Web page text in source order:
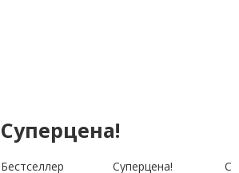
Суперцена!
Бестселлер
Суперцена!